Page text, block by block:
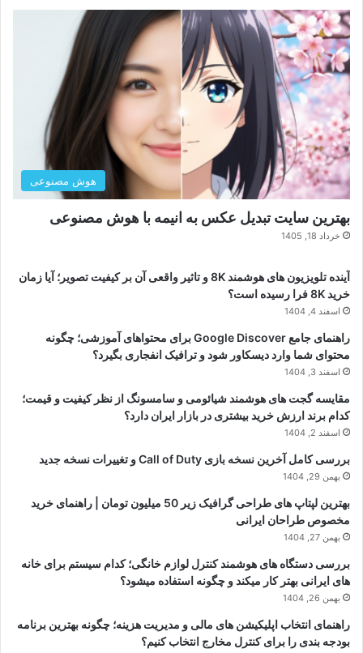
هوش مصنوعی
بهترین سایت تبدیل عکس به انیمه با هوش مصنوعی
خرداد 18, 1405
آینده تلویزیون های هوشمند 8K و تاثیر واقعی آن بر کیفیت تصویر؛ آیا زمان
خرید 8K فرا رسیده است؟
اسفند 4, 1404
راهنمای جامع Google Discover برای محتواهای آموزشی؛ چگونه
محتوای شما وارد دیسکاور شود و ترافیک انفجاری بگیرد؟
اسفند 3, 1404
مقایسه گجت های هوشمند شیائومی و سامسونگ از نظر کیفیت و قیمت؛
کدام برند ارزش خرید بیشتری در بازار ایران دارد؟
اسفند 2, 1404
بررسی کامل آخرین نسخه بازی Call of Duty و تغییرات نسخه جدید
بهمن 29, 1404
بهترین لپتاپ های طراحی گرافیک زیر 50 میلیون تومان | راهنمای خرید
مخصوص طراحان ایرانی
بهمن 27, 1404
بررسی دستگاه های هوشمند کنترل لوازم خانگی؛ کدام سیستم برای خانه
های ایرانی بهتر کار میکند و چگونه استفاده میشود؟
بهمن 26, 1404
راهنمای انتخاب اپلیکیشن های مالی و مدیریت هزینه؛ چگونه بهترین برنامه
بودجه بندی را برای کنترل مخارج انتخاب کنیم؟